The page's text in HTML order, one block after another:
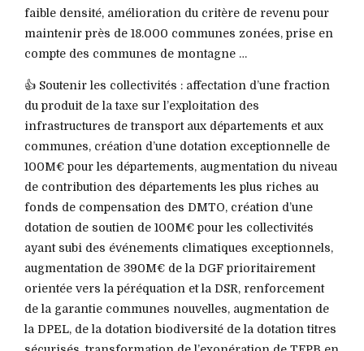
faible densité, amélioration du critère de revenu pour
maintenir près de 18.000 communes zonées, prise en
compte des communes de montagne …
👍 Soutenir les collectivités : affectation d’une fraction
du produit de la taxe sur l’exploitation des
infrastructures de transport aux départements et aux
communes, création d’une dotation exceptionnelle de
100M€ pour les départements, augmentation du niveau
de contribution des départements les plus riches au
fonds de compensation des DMTO, création d’une
dotation de soutien de 100M€ pour les collectivités
ayant subi des événements climatiques exceptionnels,
augmentation de 390M€ de la DGF prioritairement
orientée vers la péréquation et la DSR, renforcement
de la garantie communes nouvelles, augmentation de
la DPEL, de la dotation biodiversité de la dotation titres